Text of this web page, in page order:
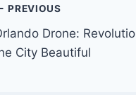
PREVIOUS
Drone:
City Beautiful